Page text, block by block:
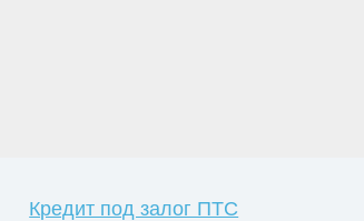
Кредит под залог ПТС